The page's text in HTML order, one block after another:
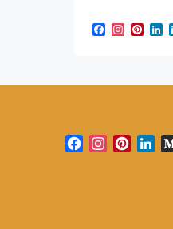
Facebook
Facebook
Instagram